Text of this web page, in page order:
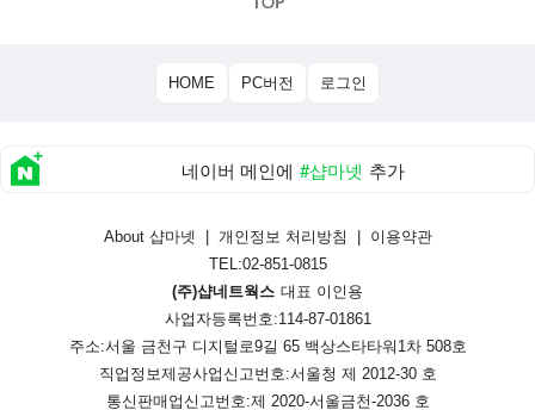
HOME PC버전 로그인
네이버 메인에 #샵마넷 추가
About 샵마넷 개인정보 처리방침
이용약관
TEL:02-851-0815
(주)샵네트웍스 대표 이인용
사업자등록번호:114-87-01861
주소:서울 금천구 디지털로9길 65 백상스타타워1차 508호
직업정보제공사업신고번호:서울청 제 2012-30 호
통신판매업신고번호:제 2020-서울금천-2036 호